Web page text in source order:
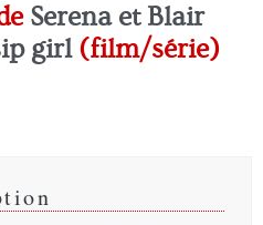
Serena et Blair
girl(film/série)